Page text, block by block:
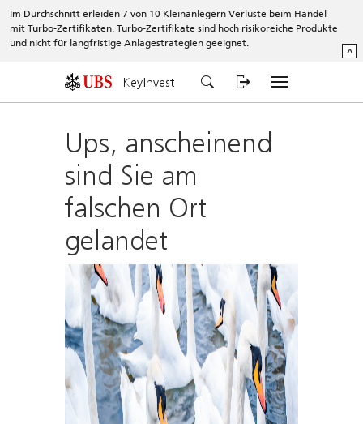
Im Durchschnitt erleiden 7 von 10 Kleinanlegern Verluste beim Handel
mit Turbo-Zertifikaten. Turbo-Zertifikate sind hoch risikoreiche Produkte
und nicht für langfristige Anlagestrategien geeignet.
^
KeyInvest
Ups, anscheinend
sind Sie am
falschen Ort
gelandet